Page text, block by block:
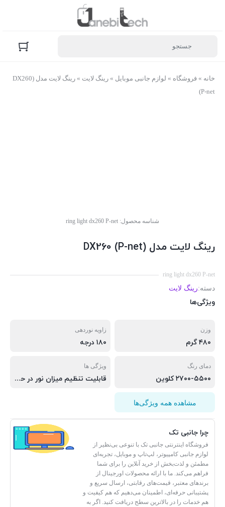
خانه » فروشگاه » لوازم جانبی موبایل » رینگ لایت »
رینگ لایت مدل (DX260
(P-net
شناسه محصول: ring light dx260 P-net
رینگ لایت مدل (DX260 (P-net
ring light dx260 P-net
دسته:رینگ لایت
ویژگی‌ها
وزن
۴۸۰ گرم
زاویه نوردهی
۱۸۰ درجه
دمای رنگ
۲۷۰۰-۵۵۰۰ کلوین
ویژگی ها
قابلیت تنظیم میزان نور در حالت مختلف -دارای نگهدارنده گوشی.پایه تبدیل نور.پایه منعطف هولدر.رینگ لایت(ریموت متصل به رینگ لایت) -امکان قراردادن بر روی سه پایه نور -قابلیت تنظیم کانال و گرو‌بندی نور -قطر رینگ لایت: ۲۶ سانتی متر
مشاهده همه ویژگی‌ها
چرا جانبی تک
فروشگاه اینترنتی جانبی تک با تنوعی بی‌نظیر از
لوازم جانبی کامپیوتر، لپ‌تاپ و موبایل، تجربه‌ای
مطمئن و لذت‌بخش از خرید آنلاین را برای شما
فراهم می‌کند. ما با ارائه محصولات اورجینال از
برندهای معتبر، قیمت‌های رقابتی، ارسال سریع و
پشتیبانی حرفه‌ای، اطمینان می‌دهیم که هم کیفیت و
هم خدمات را در بالاترین سطح دریافت کنید. اگر به